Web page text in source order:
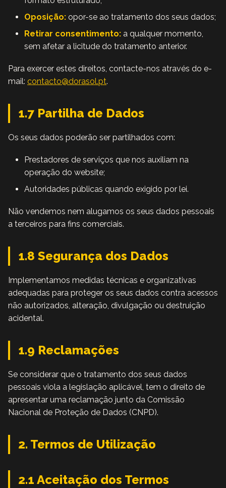
Oposição: opor-se ao tratamento dos seus dados;
Retirar consentimento: a qualquer momento,
sem afetar a licitude do tratamento anterior.
Para exercer estes direitos, contacte-nos através do e-
mail: contacto@dorasol.pt.
1.7 Partilha de Dados
Os seus dados poderão ser partilhados com:
Prestadores de serviços que nos auxiliam na
operação do website;
Autoridades públicas quando exigido por lei.
Não vendemos nem alugamos os seus dados pessoais
a terceiros para fins comerciais.
1.8 Segurança dos Dados
Implementamos medidas técnicas e organizativas
adequadas para proteger os seus dados contra acessos
não autorizados, alteração, divulgação ou destruição
acidental.
1.9 Reclamações
Se considerar que o tratamento dos seus dados
pessoais viola a legislação aplicável, tem o direito de
apresentar uma reclamação junto da Comissão
Nacional de Proteção de Dados (CNPD).
2. Termos de Utilização
2.1 Aceitação dos Termos